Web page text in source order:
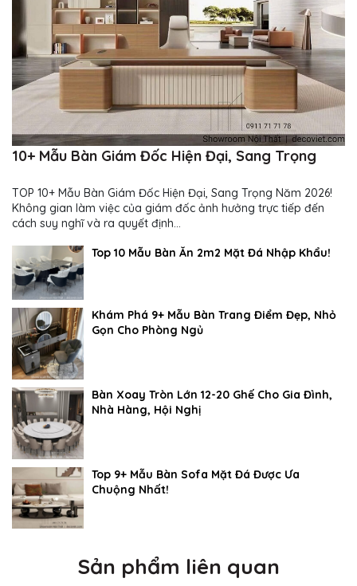
10+ Mẫu Bàn Giám Đốc Hiện Đại, Sang Trọng
TOP 10+ Mẫu Bàn Giám Đốc Hiện Đại, Sang Trọng Năm 2026!
Không gian làm việc của giám đốc ảnh hưởng trực tiếp đến
cách suy nghĩ và ra quyết định...
Top 10 Mẫu Bàn Ăn 2m2 Mặt Đá Nhập Khẩu!
Khám Phá 9+ Mẫu Bàn Trang Điểm Đẹp, Nhỏ
Gọn Cho Phòng Ngủ
Bàn Xoay Tròn Lớn 12-20 Ghế Cho Gia Đình,
Nhà Hàng, Hội Nghị
Top 9+ Mẫu Bàn Sofa Mặt Đá Được Ưa
Chuộng Nhất!
Sản phẩm liên quan